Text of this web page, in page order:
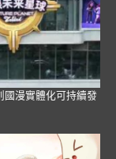
國漫實體化可持續發